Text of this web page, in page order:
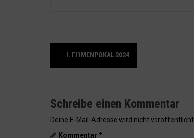
g
t
← I. FIRMENPOKAL 2024
Schreibe einen Kommentar
Deine E-Mail-Adresse wird nicht veröffentlicht.
Kommentar *